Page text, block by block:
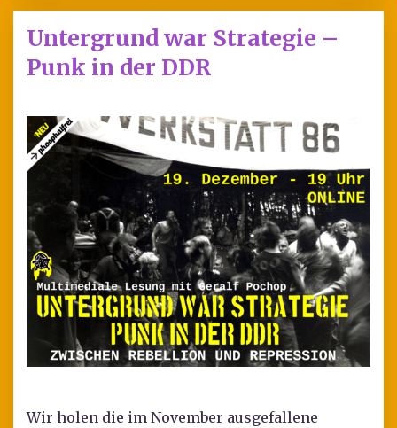
Untergrund war Strategie –
Punk in der DDR
Wir holen die im November ausgefallene